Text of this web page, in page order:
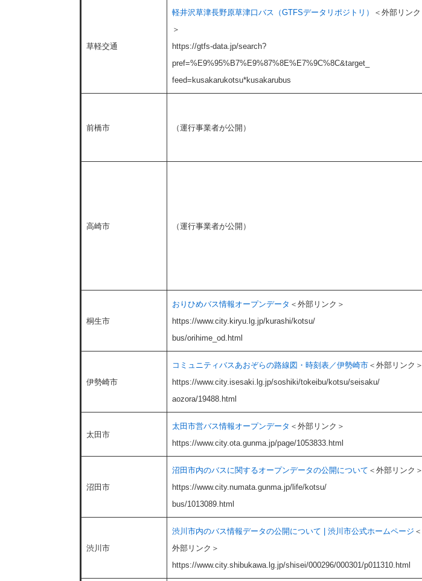
草軽交通
軽井沢草津長野原草津口バス（GTFSデータリポジトリ）
＜外部リンク
＞
https://gtfs-data.jp/search?
pref=%E9%95%B7%E9%87%8E%E7%9C%8C&target_
feed=kusakarukotsu*kusakarubus
前橋市 （運行事業者が公開​）
高崎市 （運行事業者が公開）
桐生市
​​おりひめバス情報オープンデータ ＜外部リンク＞
https://www.city.kiryu.lg.jp/kurashi/kotsu/
bus/orihime_od.html
伊勢崎市
コミュニティバスあおぞらの路線図・時刻表／伊勢崎市 ＜外部リンク＞
https://www.city.isesaki.lg.jp/soshiki/tokeibu/kotsu/seisaku/
aozora/19488.html​
太田市
太田市営バス情報オープンデータ ＜外部リンク＞
https://www.city.ota.gunma.jp/page/1053833.html​
沼田市
沼田市内のバスに関するオープンデータの公開について ＜外部リンク＞
https://www.city.numata.gunma.jp/life/kotsu/
bus/1013089.html
渋川市
渋川市内のバス情報データの公開について | 渋川市公式ホームページ ＜
外部リンク＞
https://www.city.shibukawa.lg.jp/shisei/000296/000301/p011310.html